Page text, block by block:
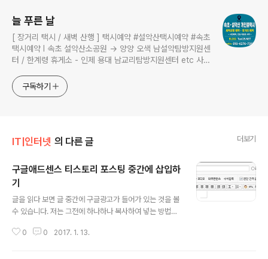
늘 푸른 날
[ 장거리 택시 / 새벽 산행 ] 택시예약 #설악산택시예약 #속초
택시예약 I 속초 설악산소공원 → 양양 오색 남설악탐방지원센
터 / 한계령 휴게소 - 인제 용대 남교리탐방지원센터 etc 사전
구독하기
IT|인터넷 의 다른 글 더보기
구글애드센스 티스토리 포스팅 중간에 삽입하
기
글을 읽다 보면 글 중간에 구글광고가 들어가 있는 것을 볼
수 있습니다. 저는 그전에 하나하나 복사하여 넣는 방법밖
방법이 있었네요. 글을 하나 저장해 놓고 글을 쓸 때마다 그
0 0 2017. 1. 13.